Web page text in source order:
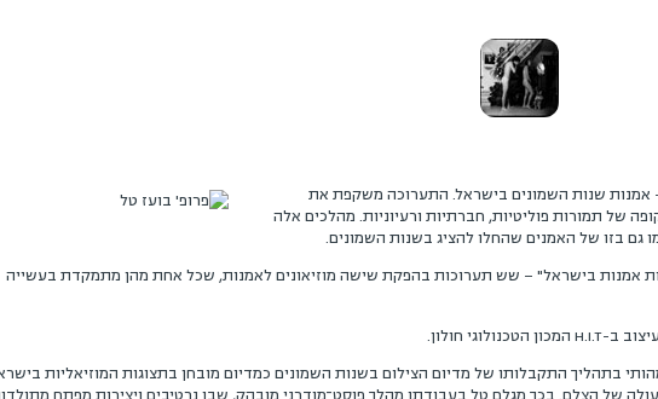
שנות השמונים בישראל. התערוכה משקפת את
תמורות פוליטיות, חברתיות ורעיוניות. מהלכים אלה
בזו של האמנים שהחלו להציג בשנות השמונים.
אצרה אילנה טננבאום והיא חלק מהפרויקט "60 שנות אמנות בישראל" – שש תערוכות בהפקת שישה מוזיאונים לאמנות, שכל אחת מהן מתמקדת בעשייה
H.I.Tהמכון הטכנולוגי חולון.
בתהליך התקבלותו של מדיום הצילום בשנות השמונים כמדיום מובחן בתצוגות המוזיאליות בישראל.